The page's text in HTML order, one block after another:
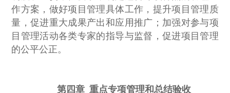
作方案，做好项目管理具体工作，提升项目管理质
量，促进重大成果产出和应用推广；加强对参与项
目管理活动各类专家的指导与监督，促进项目管理
的公平公正。
第四章 重点专项管理和总结验收